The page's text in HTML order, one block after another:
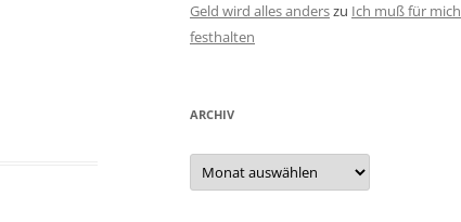
Geld wird alles anderszu Ich muß für mich
festhalten
ARCHIV
Archiv